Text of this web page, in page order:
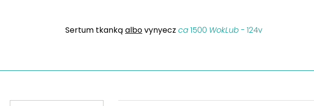
Sertum tkanką albovynyecz ca1500 WokLub - 124v